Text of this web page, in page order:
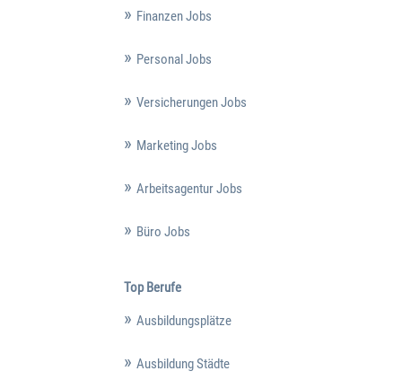
Finanzen Jobs
Personal Jobs
Versicherungen Jobs
Marketing Jobs
Arbeitsagentur Jobs
Büro Jobs
Top Berufe
Ausbildungsplätze
Ausbildung Städte